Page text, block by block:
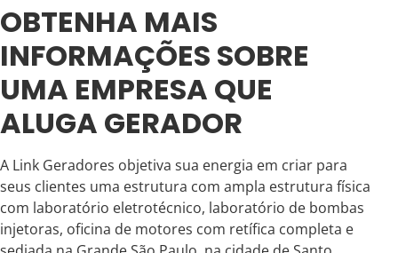
OBTENHA MAIS
INFORMAÇÕES SOBRE
UMA EMPRESA QUE
ALUGA GERADOR
A Link Geradores objetiva sua energia em criar para
seus clientes uma estrutura com ampla estrutura física
com laboratório eletrotécnico, laboratório de bombas
injetoras, oficina de motores com retífica completa e